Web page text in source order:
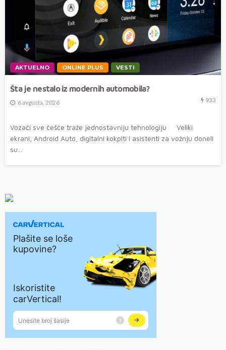
AKTUELNO ONLINE PLUS VESTI
Šta je nestalo iz modernih automobila?
6 avgusta, 2026 933
Vozači sve češće traže jednostavniju tehnologiju Veliki
ekrani, Android Auto, digitalni kokpiti i asistenti za vožnju doneli
su...